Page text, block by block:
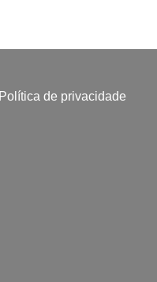
Política de privacidade